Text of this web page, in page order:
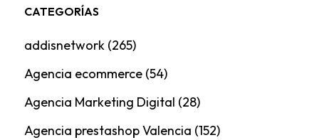
CATEGORÍAS
addisnetwork(265)
Agencia ecommerce(54)
Agencia Marketing Digital (28)
Agencia prestashop Valencia (152)